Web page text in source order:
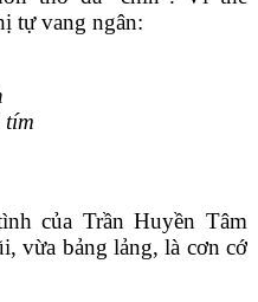
tự vang ngân:
tím
của Trần Huyền Tâm
vừa bảng lảng, là cơn cớ